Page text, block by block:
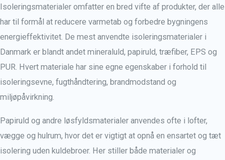
Isoleringsmaterialer omfatter en bred vifte af produkter, der alle
har til formål at reducere varmetab og forbedre bygningens
energieffektivitet. De mest anvendte isoleringsmaterialer i
Danmark er blandt andet mineraluld, papiruld, træfiber, EPS og
PUR. Hvert materiale har sine egne egenskaber i forhold til
isoleringsevne, fugthåndtering, brandmodstand og
miljøpåvirkning.
Papiruld og andre løsfyldsmaterialer anvendes ofte i lofter,
vægge og hulrum, hvor det er vigtigt at opnå en ensartet og tæt
isolering uden kuldebroer. Her stiller både materialer og